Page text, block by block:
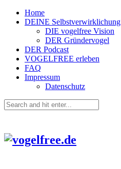
Home
DEINE Selbstverwirklichung
DIE vogelfree Vision
DER Gründervogel
DER Podcast
VOGELFREE erleben
FAQ
Impressum
Datenschutz